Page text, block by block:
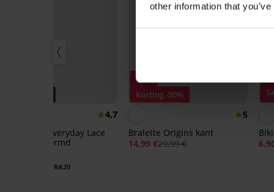
other information that
4,7
Bellinda Everyday Lace
voorgevormd
BRA20
Sale
Korting -50%
5
Bralette Origins kant
14,99 €29,99 €